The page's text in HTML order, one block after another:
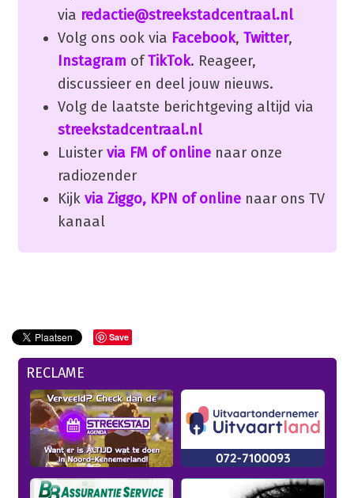
via redactie@streekstadcentraal.nl
Volg ons ook via Facebook, Twitter,
Instagram ofTikTok. Reageer,
discussieer en deel jouw nieuws.
Volg de laatste berichtgeving altijd via
streekstadcentraal.nl
Luister via FM of onlinenaar onze
radiozender
Kijk via Ziggo, KPN of onlinenaar ons TV
kanaal
Save
RECLAME